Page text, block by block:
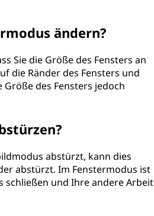
ändern?
Sie die Größe des Fensters an
die Ränder des Fensters und
des Fensters jedoch
abstürzt, kann dies
abstürzt. Im Fenstermodus ist
schließen und Ihre andere Arbeit